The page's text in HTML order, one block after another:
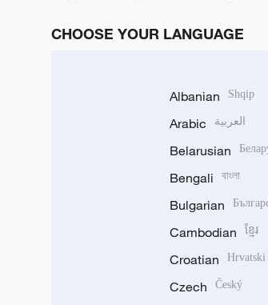
CHOOSE YOUR LANGUAGE
Albanian Shqip
Arabic العربية
Belarusian
Bengali বাংলা
Bulgarian
Cambodian ខ្មែរ
Croatian Hrvatski
Czech Český